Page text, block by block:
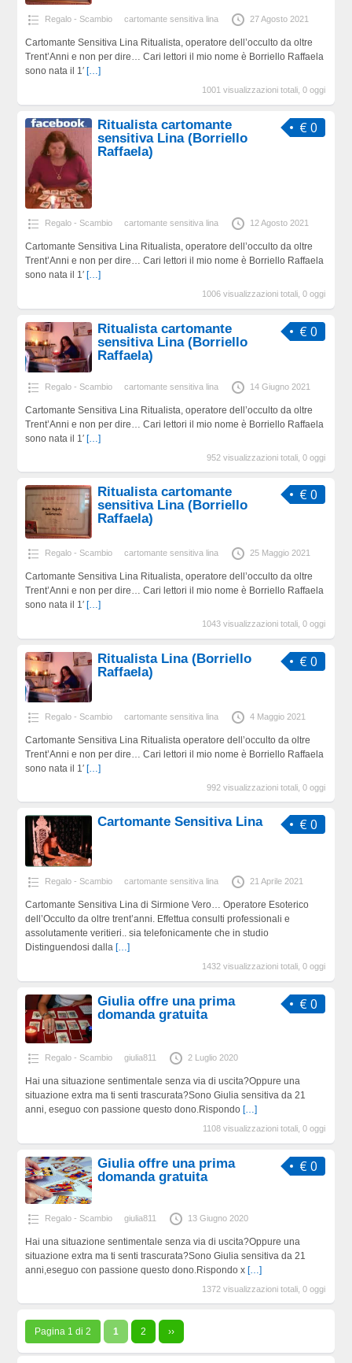
Regalo - Scambio cartomante sensitiva lina 27 Agosto 2021
Cartomante Sensitiva Lina Ritualista, operatore dell’occulto da oltre
Trent’Anni e non per dire… Cari lettori il mio nome è Borriello Raffaela
sono nata il 1′ […]
1001 visualizzazioni totali, 0 oggi
€ 0
Ritualista cartomante
sensitiva Lina (Borriello
Raffaela)
Regalo - Scambio cartomante sensitiva lina 12 Agosto 2021
Cartomante Sensitiva Lina Ritualista, operatore dell’occulto da oltre
Trent’Anni e non per dire… Cari lettori il mio nome è Borriello Raffaela
sono nata il 1′ […]
1006 visualizzazioni totali, 0 oggi
€ 0
Ritualista cartomante
sensitiva Lina (Borriello
Raffaela)
Regalo - Scambio cartomante sensitiva lina 14 Giugno 2021
Cartomante Sensitiva Lina Ritualista, operatore dell’occulto da oltre
Trent’Anni e non per dire… Cari lettori il mio nome è Borriello Raffaela
sono nata il 1′ […]
952 visualizzazioni totali, 0 oggi
€ 0
Ritualista cartomante
sensitiva Lina (Borriello
Raffaela)
Regalo - Scambio cartomante sensitiva lina 25 Maggio 2021
Cartomante Sensitiva Lina Ritualista, operatore dell’occulto da oltre
Trent’Anni e non per dire… Cari lettori il mio nome è Borriello Raffaela
sono nata il 1′ […]
1043 visualizzazioni totali, 0 oggi
€ 0
Ritualista Lina (Borriello
Raffaela)
Regalo - Scambio cartomante sensitiva lina 4 Maggio 2021
Cartomante Sensitiva Lina Ritualista operatore dell’occulto da oltre
Trent’Anni e non per dire… Cari lettori il mio nome è Borriello Raffaela
sono nata il 1′ […]
992 visualizzazioni totali, 0 oggi
€ 0
Cartomante Sensitiva Lina
Regalo - Scambio cartomante sensitiva lina 21 Aprile 2021
Cartomante Sensitiva Lina di Sirmione Vero… Operatore Esoterico
dell’Occulto da oltre trent’anni. Effettua consulti professionali e
assolutamente veritieri.. sia telefonicamente che in studio
Distinguendosi dalla […]
1432 visualizzazioni totali, 0 oggi
€ 0
Giulia offre una prima
domanda gratuita
Regalo - Scambio giulia811 2 Luglio 2020
Hai una situazione sentimentale senza via di uscita?Oppure una
situazione extra ma ti senti trascurata?Sono Giulia sensitiva da 21
anni, eseguo con passione questo dono.Rispondo […]
1108 visualizzazioni totali, 0 oggi
€ 0
Giulia offre una prima
domanda gratuita
Regalo - Scambio giulia811 13 Giugno 2020
Hai una situazione sentimentale senza via di uscita?Oppure una
situazione extra ma ti senti trascurata?Sono Giulia sensitiva da 21
anni,eseguo con passione questo dono.Rispondo x […]
1372 visualizzazioni totali, 0 oggi
Pagina 1 di 2 1 2 ››